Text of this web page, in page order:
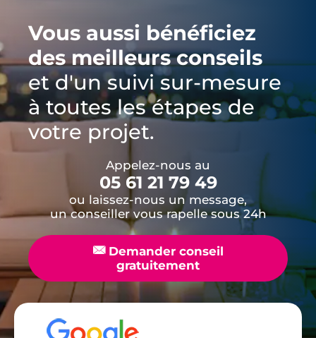
Vous aussi bénéficiez
des meilleurs conseils
et d'un suivi sur-mesure
à toutes les étapes de
votre projet.
Appelez-nous au
05 61 21 79 49
ou laissez-nous un message,
un conseiller vous rapelle sous 24h
📧Demander conseil
gratuitement